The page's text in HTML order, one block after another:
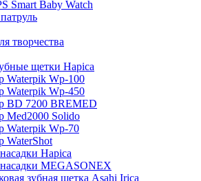
Smart Baby Watch
творчества
щетки Hapica
Waterpik Wp-100
Waterpik Wp-450
BD 7200 BREMED
Med2000 Solido
Waterpik Wp-70
WaterShot
Hapica
MEGASONEX
зубная щетка Asahi Irica